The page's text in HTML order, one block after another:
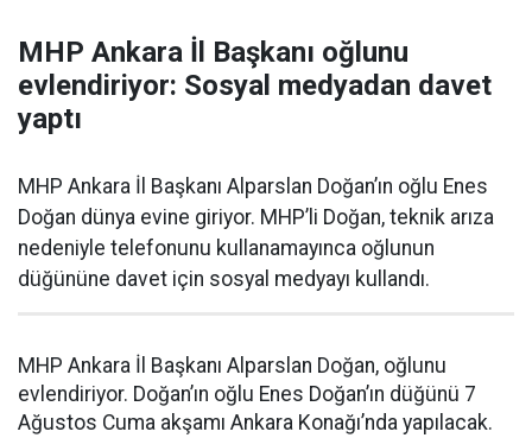
MHP Ankara İl Başkanı oğlunu
evlendiriyor: Sosyal medyadan davet
yaptı
MHP Ankara İl Başkanı Alparslan Doğan’ın oğlu Enes
Doğan dünya evine giriyor. MHP’li Doğan, teknik arıza
nedeniyle telefonunu kullanamayınca oğlunun
düğününe davet için sosyal medyayı kullandı.
MHP Ankara İl Başkanı Alparslan Doğan, oğlunu
evlendiriyor. Doğan’ın oğlu Enes Doğan’ın düğünü 7
Ağustos Cuma akşamı Ankara Konağı’nda yapılacak.